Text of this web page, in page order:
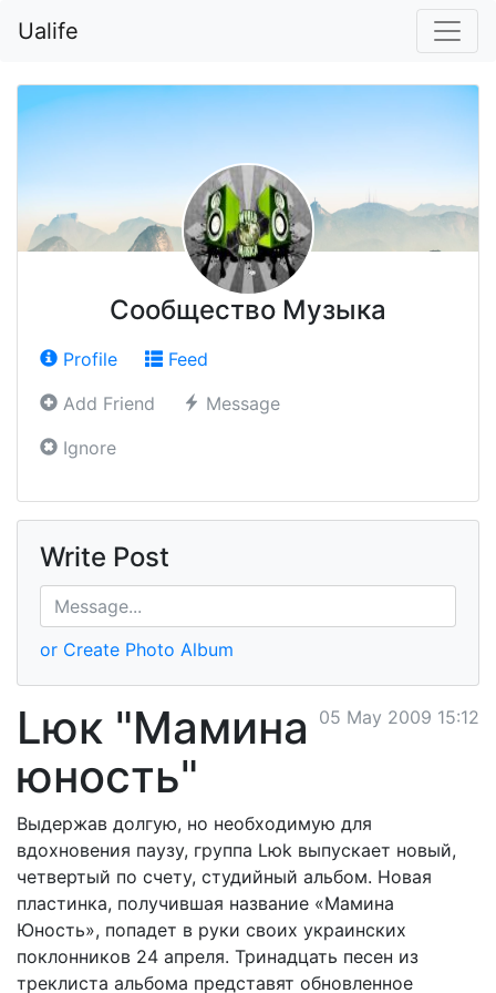
Ualife
Сообщество Музыка
Profile
Feed
Add Friend
Message
Ignore
Write Post
or Create Photo Album
05 May 2009 15:12
Lюк "Мамина
юность"
Выдержав долгую, но необходимую для
вдохновения паузу, группа Lюk выпускает новый,
четвертый по счету, студийный альбом. Новая
пластинка, получившая название «Мамина
Юность», попадет в руки своих украинских
поклонников 24 апреля. Тринадцать песен из
треклиста альбома представят обновленное